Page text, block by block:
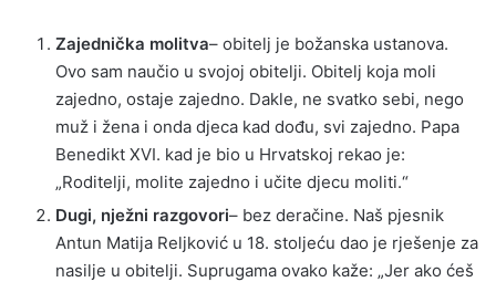
Zajednička molitva– obitelj je božanska ustanova.
Ovo sam naučio u svojoj obitelji. Obitelj koja moli
zajedno, ostaje zajedno. Dakle, ne svatko sebi, nego
muž i žena i onda djeca kad dođu, svi zajedno. Papa
Benedikt XVI. kad je bio u Hrvatskoj rekao je:
„Roditelji, molite zajedno i učite djecu moliti.“
Dugi, nježni razgovori– bez deračine. Naš pjesnik
Antun Matija Reljković u 18. stoljeću dao je rješenje za
nasilje u obitelji. Suprugama ovako kaže: „Jer ako ćeš